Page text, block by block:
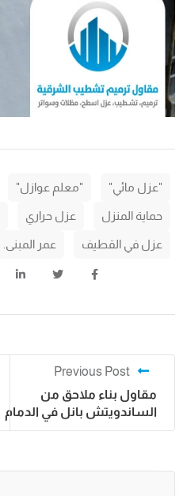
"عزل مائي" "معلم عوازل"
حماية المنزل عزل حراري
عزل في القطيف عمر المبنى.
Previous Post
مقاول بناء ملاحق من
الساندويتش بانل في الدمام